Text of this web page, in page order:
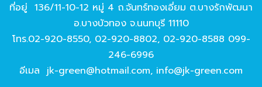
ที่อยู่ 136/11-10-12 หมู่ 4 ถ.จันทร์ทองเอี่ยม ต.บางรักพัฒนา
อ.บางบัวทอง จ.นนทบุรี 11110
โทร.02-920-8550, 02-920-8802, 02-920-8588 099-
246-6996
อีเมล jk-green@hotmail.com, info@jk-green.com